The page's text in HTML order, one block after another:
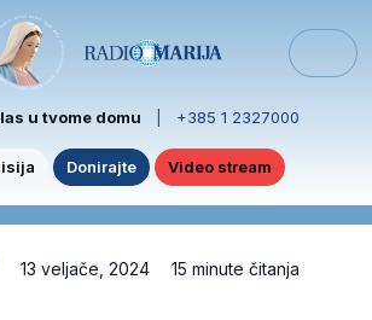
u tvome domu +385 1 2327000
Donirajte Video stream
13 veljače, 2024 15 minute čitanja